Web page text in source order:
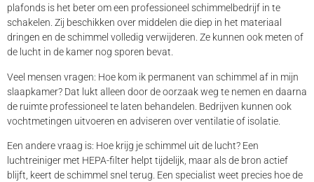
plafonds is het beter om een professioneel schimmelbedrijf in te
schakelen. Zij beschikken over middelen die diep in het materiaal
dringen en de schimmel volledig verwijderen. Ze kunnen ook meten of
de lucht in de kamer nog sporen bevat.
Veel mensen vragen: Hoe kom ik permanent van schimmel af in mijn
slaapkamer? Dat lukt alleen door de oorzaak weg te nemen en daarna
de ruimte professioneel te laten behandelen. Bedrijven kunnen ook
vochtmetingen uitvoeren en adviseren over ventilatie of isolatie.
Een andere vraag is: Hoe krijg je schimmel uit de lucht? Een
luchtreiniger met HEPA-filter helpt tijdelijk, maar als de bron actief
blijft, keert de schimmel snel terug. Een specialist weet precies hoe de